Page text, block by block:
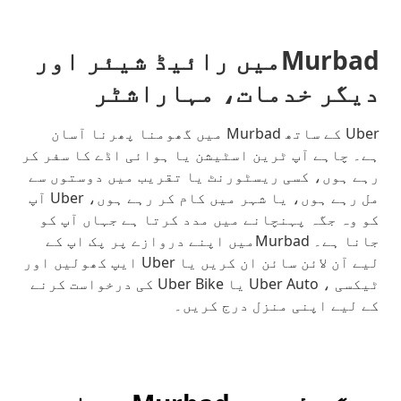
Murbadمیں رائیڈ شیئر اور
دیگر خدمات، مہاراشٹر
Uber کے ساتھ Murbad میں گھومنا پھرنا آسان
ہے۔ چاہے آپ ٹرین اسٹیشن یا ہوائی اڈے کا سفر کر
رہے ہوں، کسی ریسٹورنٹ یا تقریب میں دوستوں سے
مل رہے ہوں، یا شہر میں کام کر رہے ہوں، Uber آپ
کو وہ جگہ پہنچانے میں مدد کرتا ہے جہاں آپ کو
جانا ہے۔ Murbadمیں اپنے دروازے پر پک اپ کے
لیے آن لائن سائن ان کریں یا Uber ایپ کھولیں اور
ٹیکسی ، Uber Auto یا Uber Bike کی درخواست کرنے
کے لیے اپنی منزل درج کریں۔